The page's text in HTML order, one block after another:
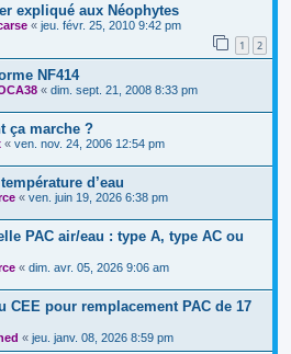
expliqué aux Néophytes
« jeu. févr. 25, 2010 9:42 pm
1 2
NF414
« dim. sept. 21, 2008 8:33 pm
ça marche ?
« ven. nov. 24, 2006 12:54 pm
d’eau
« ven. juin 19, 2026 6:38 pm
PAC air/eau : type A, type AC ou
« dim. avr. 05, 2026 9:06 am
CEE pour remplacement PAC de 17
« jeu. janv. 08, 2026 8:59 pm